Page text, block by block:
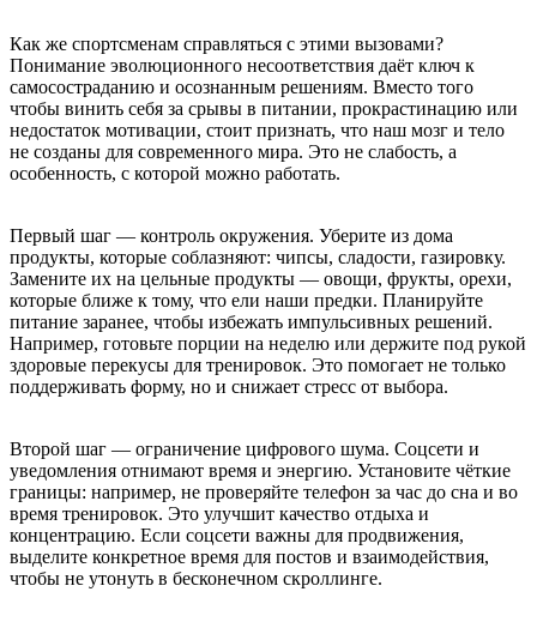
Как же спортсменам справляться с этими вызовами?
Понимание эволюционного несоответствия даёт ключ к
самосостраданию и осознанным решениям. Вместо того
чтобы винить себя за срывы в питании, прокрастинацию или
недостаток мотивации, стоит признать, что наш мозг и тело
не созданы для современного мира. Это не слабость, а
особенность, с которой можно работать.
Первый шаг — контроль окружения. Уберите из дома
продукты, которые соблазняют: чипсы, сладости, газировку.
Замените их на цельные продукты — овощи, фрукты, орехи,
которые ближе к тому, что ели наши предки. Планируйте
питание заранее, чтобы избежать импульсивных решений.
Например, готовьте порции на неделю или держите под рукой
здоровые перекусы для тренировок. Это помогает не только
поддерживать форму, но и снижает стресс от выбора.
Второй шаг — ограничение цифрового шума. Соцсети и
уведомления отнимают время и энергию. Установите чёткие
границы: например, не проверяйте телефон за час до сна и во
время тренировок. Это улучшит качество отдыха и
концентрацию. Если соцсети важны для продвижения,
выделите конкретное время для постов и взаимодействия,
чтобы не утонуть в бесконечном скроллинге.